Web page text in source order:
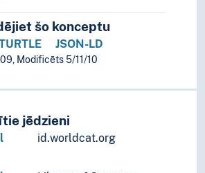
šo konceptu
JSON-LD
Modificēts 5/11/10
jēdzieni
id.worldcat.org